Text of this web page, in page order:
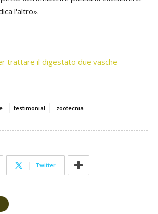
l'altro».
trattare il digestato due vasche
testimonial zootecnia
Twitter